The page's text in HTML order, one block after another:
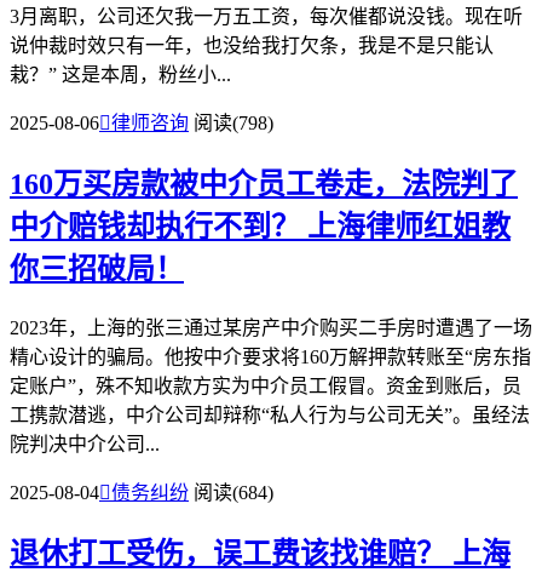
3月离职，公司还欠我一万五工资，每次催都说没钱。现在听
说仲裁时效只有一年，也没给我打欠条，我是不是只能认
栽？” 这是本周，粉丝小...
2025-08-06律师咨询 阅读(798)
160万买房款被中介员工卷走，法院判了
中介赔钱却执行不到？ 上海律师红姐教
你三招破局！
2023年，上海的张三通过某房产中介购买二手房时遭遇了一场
精心设计的骗局。他按中介要求将160万解押款转账至“房东指
定账户”，殊不知收款方实为中介员工假冒。资金到账后，员
工携款潜逃，中介公司却辩称“私人行为与公司无关”。虽经法
院判决中介公司...
2025-08-04债务纠纷 阅读(684)
退休打工受伤，误工费该找谁赔？ 上海